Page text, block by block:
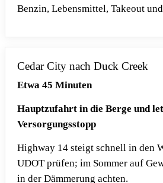
Benzin, Lebensmittel, Takeout
Cedar City nach Duck Creek
Etwa 45 Minuten
Hauptzufahrt in die Berge und
Versorgungsstopp
Highway 14 steigt schnell in den
UDOT prüfen; im Sommer auf
in der Dämmerung achten.